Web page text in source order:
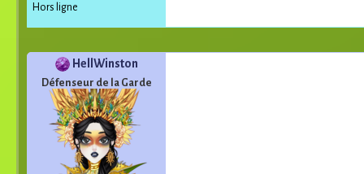
Hors ligne
HellWinston
Défenseur de la Garde